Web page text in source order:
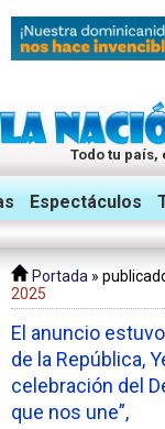
Todo tu país,
Twitter
Espectáculos
Portada »
2025
El anuncio
de la República,
celebración del
que nos une”,